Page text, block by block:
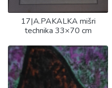
17|A.PAKALKA mišri
technika 33×70 cm